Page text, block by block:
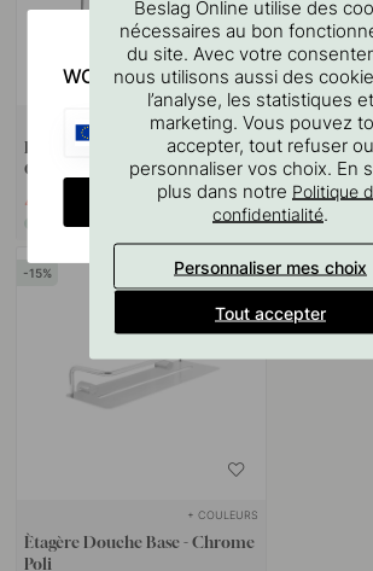
+ COULEURS
Porte Papier Toilette Flow -
Chrome Poli
48.45 €
En stock
Porte
Poli
78.20 €92
En stock
15
+ COULEURS
Ètagère Douche Base - Chrome
Poli
Beslag Online utilise des
nécessaires au bon
du site. Avec votre
nous utilisons aussi des
l’analyse, les statistiques
marketing. Vous pouvez
accepter, tout refuser ou
personnaliser vos choix. En
plus dans notre Politique
confidentialité.
Personnaliser mes choix
Tout accepter
WOULD YOU RATHER VISIT?
CHANGE COUNTRY